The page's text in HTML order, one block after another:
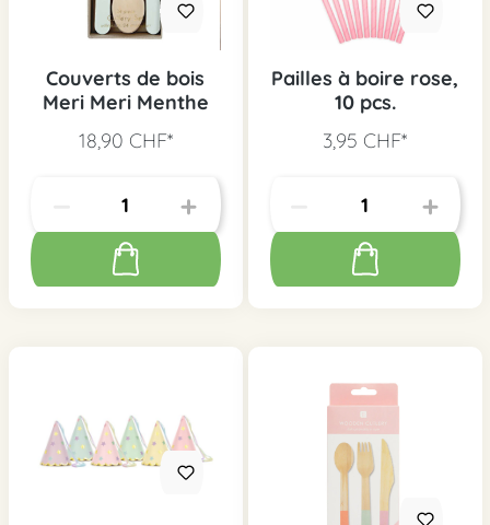
Couverts de bois
Meri Meri Menthe
18,90 CHF*
Pailles à boire rose,
10 pcs.
3,95 CHF*